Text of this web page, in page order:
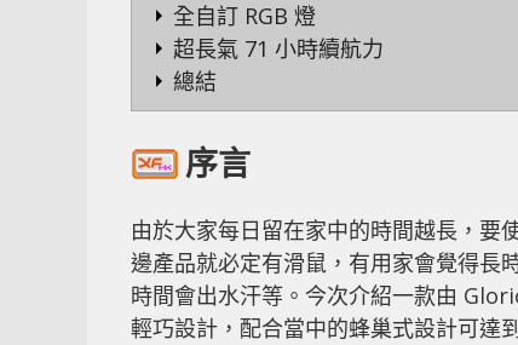
全自訂 RGB 燈
超長氣 71 小時續航力
總結
序言
由於大家每日留在家中的時間越長，要
邊產品就必定有滑鼠，有用家會覺得長
時間會出水汗等。今次介紹一款由
輕巧設計，配合當中的蜂巢式設計可達